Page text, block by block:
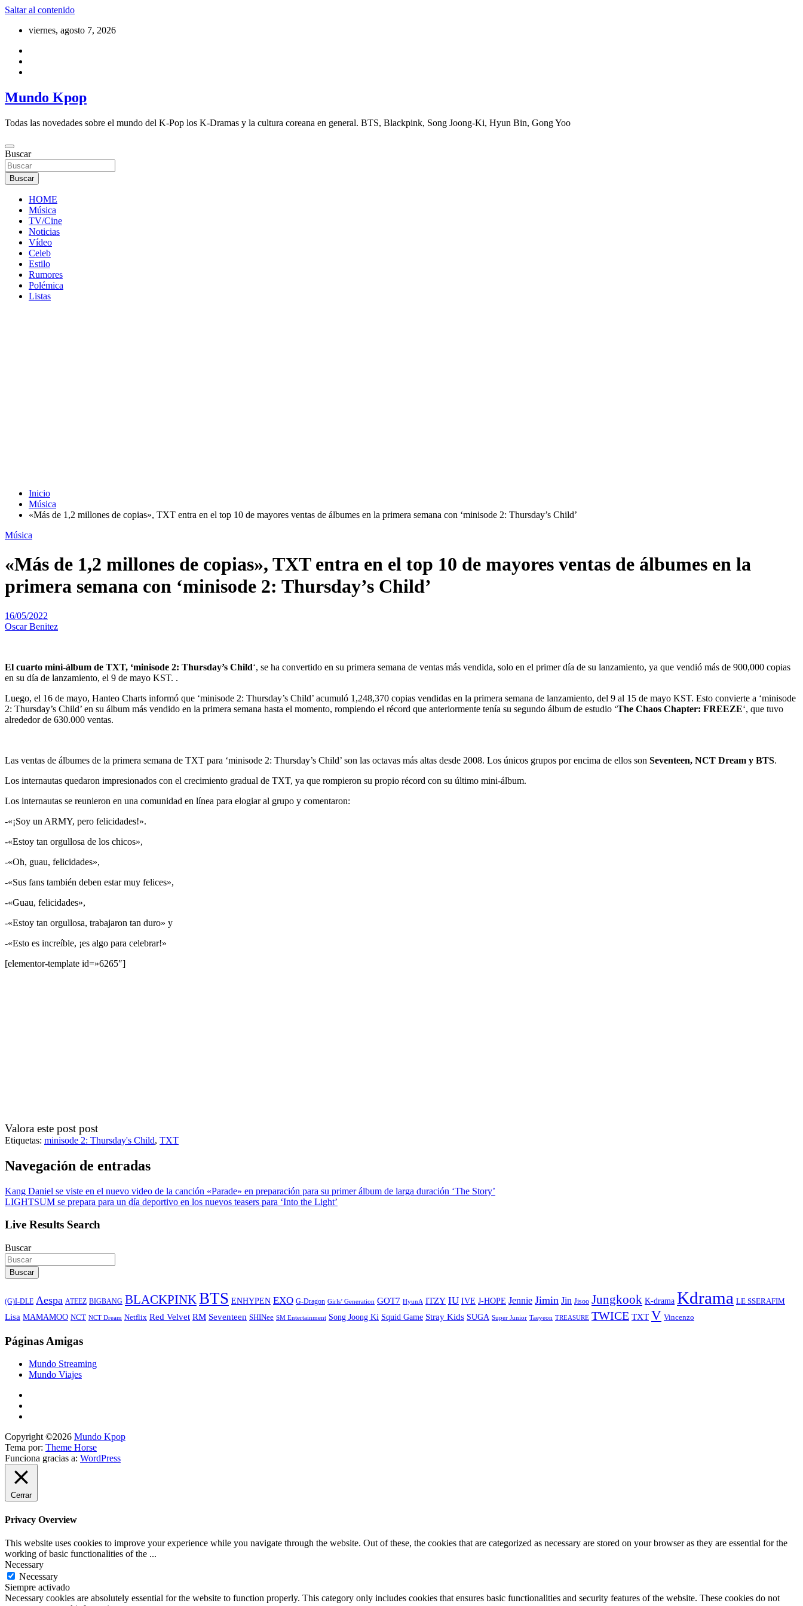
Saltar al contenido
viernes, agosto 7, 2026
Mundo Kpop
Todas las novedades sobre el mundo del K-Pop los K-Dramas y la cultura coreana en general. BTS, Blackpink, Song Joong-Ki, Hyun Bin, Gong Yoo
Buscar
Buscar
HOME
Música
TV/Cine
Noticias
Vídeo
Celeb
Estilo
Rumores
Polémica
Listas
Inicio
Música
«Más de 1,2 millones de copias», TXT entra en el top 10 de mayores ventas de álbumes en la primera semana con ‘minisode 2: Thursday’s Child’
Música
«Más de 1,2 millones de copias», TXT entra en el top 10 de mayores ventas de álbumes en la
primera semana con ‘minisode 2: Thursday’s Child’
16/05/2022
Oscar Benitez
El cuarto mini-álbum de TXT, ‘minisode 2: Thursday’s Child‘, se ha convertido en su primera semana de ventas más vendida, solo en el primer día de su lanzamiento, ya que vendió más de 900,000 copias
en su día de lanzamiento, el 9 de mayo KST. .
Luego, el 16 de mayo, Hanteo Charts informó que ‘minisode 2: Thursday’s Child’ acumuló 1,248,370 copias vendidas en la primera semana de lanzamiento, del 9 al 15 de mayo KST. Esto convierte a ‘minisode
2: Thursday’s Child’ en su álbum más vendido en la primera semana hasta el momento, rompiendo el récord que anteriormente tenía su segundo álbum de estudio ‘The Chaos Chapter: FREEZE‘, que tuvo
alrededor de 630.000 ventas.
Las ventas de álbumes de la primera semana de TXT para ‘minisode 2: Thursday’s Child’ son las octavas más altas desde 2008. Los únicos grupos por encima de ellos son Seventeen, NCT Dream y BTS.
Los internautas quedaron impresionados con el crecimiento gradual de TXT, ya que rompieron su propio récord con su último mini-álbum.
Los internautas se reunieron en una comunidad en línea para elogiar al grupo y comentaron:
-«¡Soy un ARMY, pero felicidades!».
-«Estoy tan orgullosa de los chicos»,
-«Oh, guau, felicidades»,
-«Sus fans también deben estar muy felices»,
-«Guau, felicidades»,
-«Estoy tan orgullosa, trabajaron tan duro» y
-«Esto es increíble, ¡es algo para celebrar!»
[elementor-template id=»6265″]
Valora este post post
Etiquetas: minisode 2: Thursday's Child, TXT
Navegación de entradas
Kang Daniel se viste en el nuevo video de la canción «Parade» en preparación para su primer álbum de larga duración ‘The Story’
LIGHTSUM se prepara para un día deportivo en los nuevos teasers para ‘Into the Light’
Live Results Search
Buscar
Buscar
(G)I-DLE Aespa ATEEZ BIGBANG BLACKPINKBTS ENHYPEN EXO G-Dragon Girls’ Generation GOT7 HyunA ITZY IU IVE J-HOPE Jennie Jimin Jin Jisoo Jungkook K-drama Kdrama LE SSERAFIM
Lisa MAMAMOO NCT NCT Dream Netflix Red Velvet RM Seventeen SHINee SM Entertainment Song Joong Ki Squid Game Stray Kids SUGA Super Junior Taeyeon TREASURE TWICE TXT V Vincenzo
Páginas Amigas
Mundo Streaming
Mundo Viajes
Copyright ©2026 Mundo Kpop
Tema por: Theme Horse
Funciona gracias a: WordPress
Cerrar
Privacy Overview
This website uses cookies to improve your experience while you navigate through the website. Out of these, the cookies that are categorized as necessary are stored on your browser as they are essential for the
working of basic functionalities of the ...
Necessary
Necessary
Siempre activado
Necessary cookies are absolutely essential for the website to function properly. This category only includes cookies that ensures basic functionalities and security features of the website. These cookies do not